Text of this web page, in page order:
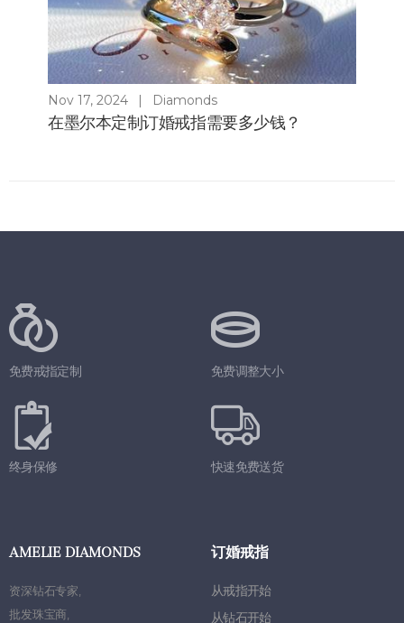
Nov 17, 2024 |
Diamonds
在墨尔本定制订婚戒指需要多少钱？
免费戒指定制 免费调整大小
终身保修 快速免费送货
AMELIE DIAMONDS
资深钻石专家
批发珠宝商
订婚戒指
从戒指开始
从钻石开始